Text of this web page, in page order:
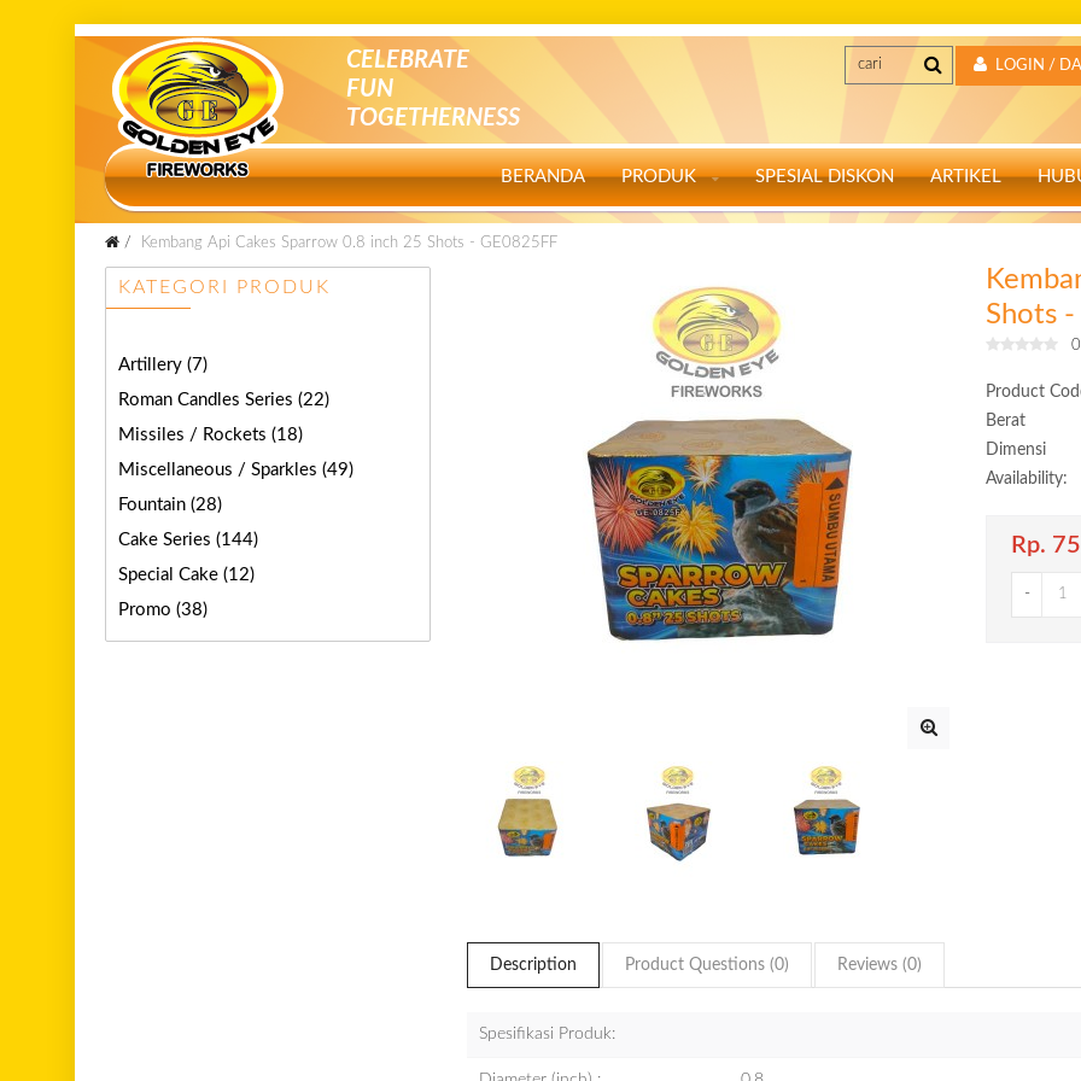
CELEBRATE
FUN
TOGETHERNESS
LOGIN /
BERANDA PRODUK SPESIAL DISKON ARTIKEL
Kembang Api Cakes Sparrow 0.8 inch 25 Shots - GE0825FF
KATEGORI PRODUK
Artillery (7)
Roman Candles Series (22)
Missiles / Rockets (18)
Miscellaneous / Sparkles (49)
Fountain (28)
Cake Series (144)
Special Cake (12)
Promo (38)
Shots
Product
Berat
Dimensi
Availability:
Rp.
-
Description Product Questions (0) Reviews (0)
Spesifikasi Produk: